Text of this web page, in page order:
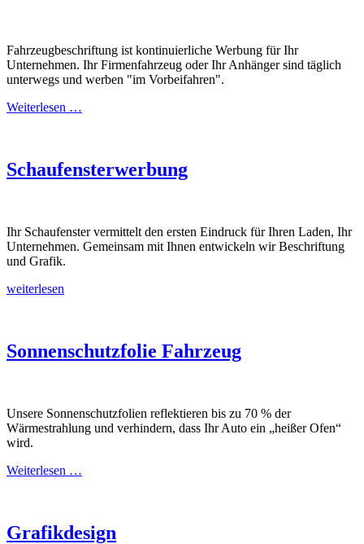
Fahrzeugbeschriftung ist kontinuierliche Werbung für Ihr
Unternehmen. Ihr Firmenfahrzeug oder Ihr Anhänger sind täglich
unterwegs und werben "im Vorbeifahren".
Weiterlesen …
Schaufensterwerbung
Ihr Schaufenster vermittelt den ersten Eindruck für Ihren Laden, Ihr
Unternehmen. Gemeinsam mit Ihnen entwickeln wir Beschriftung
und Grafik.
weiterlesen
Sonnenschutzfolie Fahrzeug
Unsere Sonnenschutzfolien reflektieren bis zu 70 % der
Wärmestrahlung und verhindern, dass Ihr Auto ein „heißer Ofen“
wird.
Weiterlesen …
Grafikdesign